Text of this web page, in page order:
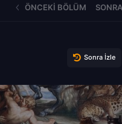
ÖNCEKI BÖLÜM
Sonra İzle